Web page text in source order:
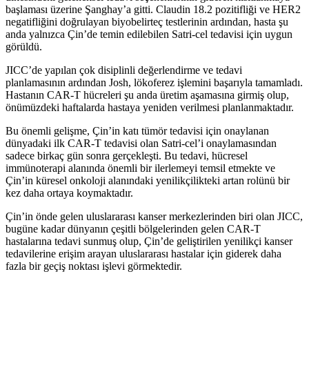
başlaması üzerine Şanghay’a gitti. Claudin 18.2 pozitifliği ve HER2
negatifliğini doğrulayan biyobelirteç testlerinin ardından, hasta şu
anda yalnızca Çin’de temin edilebilen Satri-cel tedavisi için uygun
görüldü.
JICC’de yapılan çok disiplinli değerlendirme ve tedavi
planlamasının ardından Josh, lökoferez işlemini başarıyla tamamladı.
Hastanın CAR-T hücreleri şu anda üretim aşamasına girmiş olup,
önümüzdeki haftalarda hastaya yeniden verilmesi planlanmaktadır.
Bu önemli gelişme, Çin’in katı tümör tedavisi için onaylanan
dünyadaki ilk CAR-T tedavisi olan Satri-cel’i onaylamasından
sadece birkaç gün sonra gerçekleşti. Bu tedavi, hücresel
immünoterapi alanında önemli bir ilerlemeyi temsil etmekte ve
Çin’in küresel onkoloji alanındaki yenilikçilikteki artan rolünü bir
kez daha ortaya koymaktadır.
Çin’in önde gelen uluslararası kanser merkezlerinden biri olan JICC,
bugüne kadar dünyanın çeşitli bölgelerinden gelen CAR-T
hastalarına tedavi sunmuş olup, Çin’de geliştirilen yenilikçi kanser
tedavilerine erişim arayan uluslararası hastalar için giderek daha
fazla bir geçiş noktası işlevi görmektedir.